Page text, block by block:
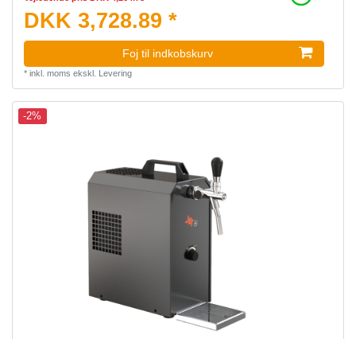
DKK 3,728.89 *
Foj til indkobskurv
* inkl. moms ekskl. Levering
-2%